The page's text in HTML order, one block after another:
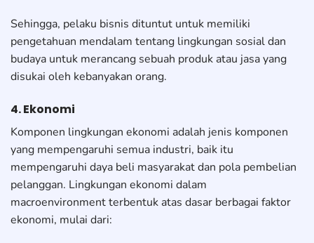
Sehingga, pelaku bisnis dituntut untuk memiliki
pengetahuan mendalam tentang lingkungan sosial dan
budaya untuk merancang sebuah produk atau jasa yang
disukai oleh kebanyakan orang.
4. Ekonomi
Komponen lingkungan ekonomi adalah jenis komponen
yang mempengaruhi semua industri, baik itu
mempengaruhi daya beli masyarakat dan pola pembelian
pelanggan. Lingkungan ekonomi dalam
macroenvironment terbentuk atas dasar berbagai faktor
ekonomi, mulai dari: